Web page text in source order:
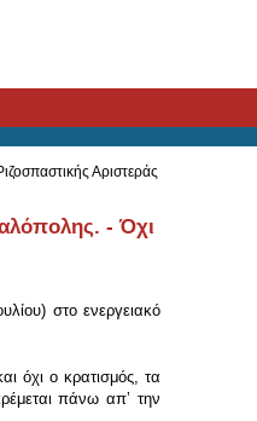
- Όχι
στο ενεργειακό
όχι ο κρατισμός, τα
πάνω απʼ την